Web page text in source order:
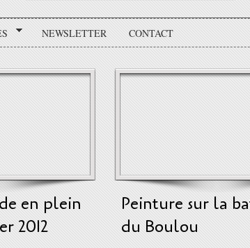
NEWSLETTER CONTACT
en plein
2012
Peinture sur la
du Boulou